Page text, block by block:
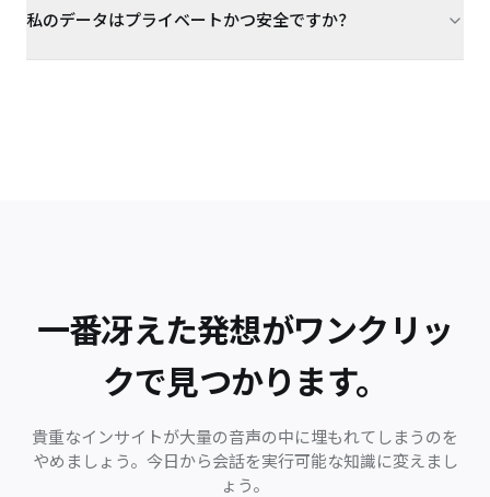
私のデータはプライベートかつ安全ですか？
一番冴えた発想がワンクリッ
クで見つかります。
貴重なインサイトが大量の音声の中に埋もれてしまうのを
やめましょう。今日から会話を実行可能な知識に変えまし
ょう。